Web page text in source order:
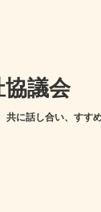
議会
に話し合い、すす